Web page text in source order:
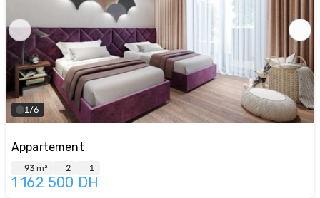
1/6
Appartement
93 m² 2 1
1 162 500 DH